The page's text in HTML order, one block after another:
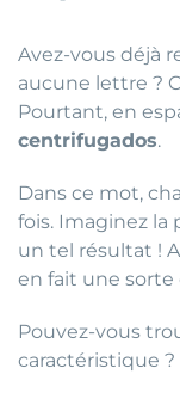
Avez-vous déjà
aucune lettre ?
Pourtant, en
centrifugados.
Dans ce mot,
fois. Imaginez la
un tel résultat !
en fait une
Pouvez-vous
caractéristique ?